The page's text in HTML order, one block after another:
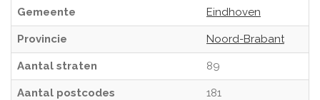
Gemeente Eindhoven
Provincie Noord-Brabant
Aantal straten 89
Aantal postcodes 181